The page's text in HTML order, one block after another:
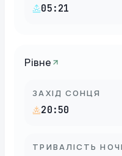
05:21
Рівне
ЗАХІД СОНЦЯ
20:50
ТРИВАЛІСТЬ НОЧІ